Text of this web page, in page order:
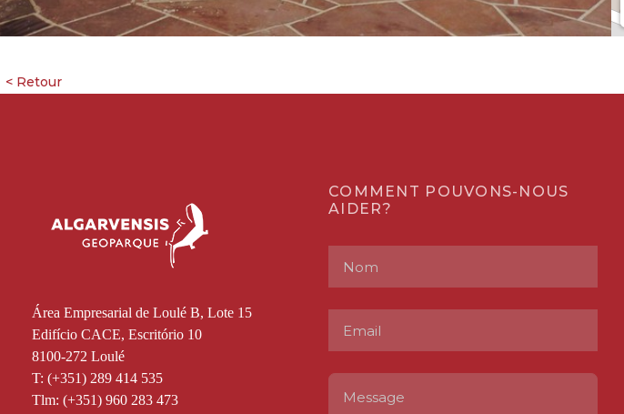
Área Empresarial de Loulé B, Lote 15
Edifício CACE, Escritório 10
8100-272 Loulé
T: (+351) 289 414 535
Tlm: (+351) 960 283 473
COMMENT POUVONS-NOUS
AIDER?